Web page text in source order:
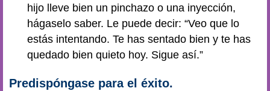
hijo lleve bien un pinchazo o una inyección,
hágaselo saber. Le puede decir: “Veo que lo
estás intentando. Te has sentado bien y te has
quedado bien quieto hoy. Sigue así.”
Predispóngase para el éxito.